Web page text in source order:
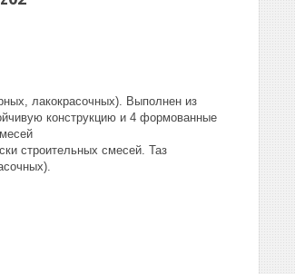
лакокрасочных). Выполнен из
конструкцию и 4 формованные
строительных смесей. Таз